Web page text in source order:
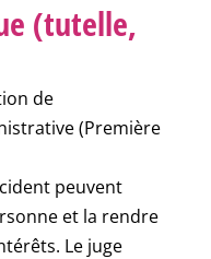
(tutelle,
de
(Première
peuvent
et la rendre
Le juge